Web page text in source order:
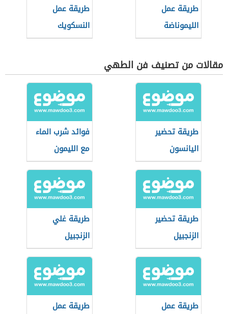
طريقة عمل
الليموناضة
طريقة عمل
النسكويك
مقالات من تصنيف فن الطهي
طريقة تحضير
اليانسون
فوائد شرب الماء
مع الليمون
طريقة تحضير
الزنجبيل
طريقة غلي
الزنجبيل
طريقة عمل
طريقة عمل